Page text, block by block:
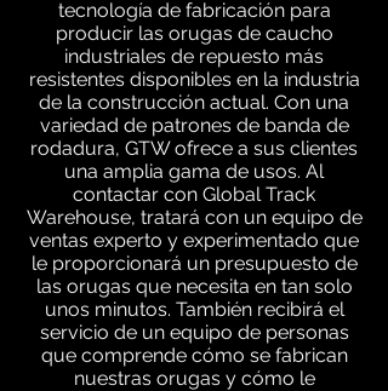
tecnología de fabricación para
producir las orugas de caucho
industriales de repuesto más
resistentes disponibles en la industria
de la construcción actual. Con una
variedad de patrones de banda de
rodadura, GTW ofrece a sus clientes
una amplia gama de usos. Al
contactar con Global Track
Warehouse, tratará con un equipo de
ventas experto y experimentado que
le proporcionará un presupuesto de
las orugas que necesita en tan solo
unos minutos. También recibirá el
servicio de un equipo de personas
que comprende cómo se fabrican
nuestras orugas y cómo le